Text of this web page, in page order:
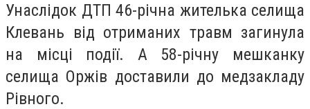
Унаслідок ДТП 46-річна жителька селища
Клевань від отриманих травм загинула
на місці події. A 58-річну мешканку
селища Оржів доставили до медзакладу
Рівного.